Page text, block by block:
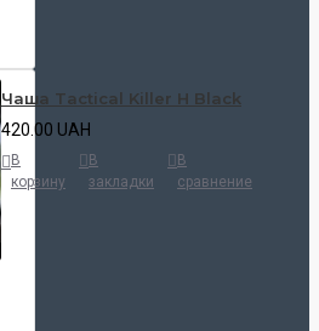
Чаша Tactical Killer H Black
420.00 UAH
В
корзину
В
закладки
В
сравнение